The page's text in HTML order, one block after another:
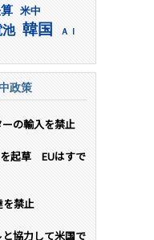
米中
池 韓国 ＡＩ
政策
の輸入を禁止
を起草 EUはすで
を禁止
協力して米国で